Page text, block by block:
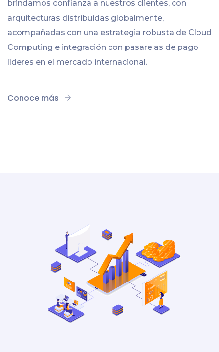
brindamos confianza a nuestros clientes, con
arquitecturas distribuidas globalmente,
acompañadas con una estrategia robusta de Cloud
Computing e integración con pasarelas de pago
líderes en el mercado internacional.
Conoce más